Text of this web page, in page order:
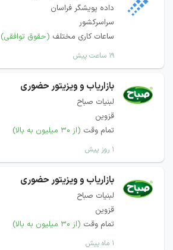
داده پویشگر فراسان
سراسرکشور
ساعات کاری مختلف (حقوق توافقی)
۱۹ ساعت پیش
بازاریاب و ویزیتور حضوری
لبنیات صباح
قزوین
تمام وقت (از ۳۰ میلیون به بالا)
۱ روز پیش
بازاریاب و ویزیتور حضوری
لبنیات صباح
قزوین
تمام وقت (از ۳۰ میلیون به بالا)
۱ ماه پیش